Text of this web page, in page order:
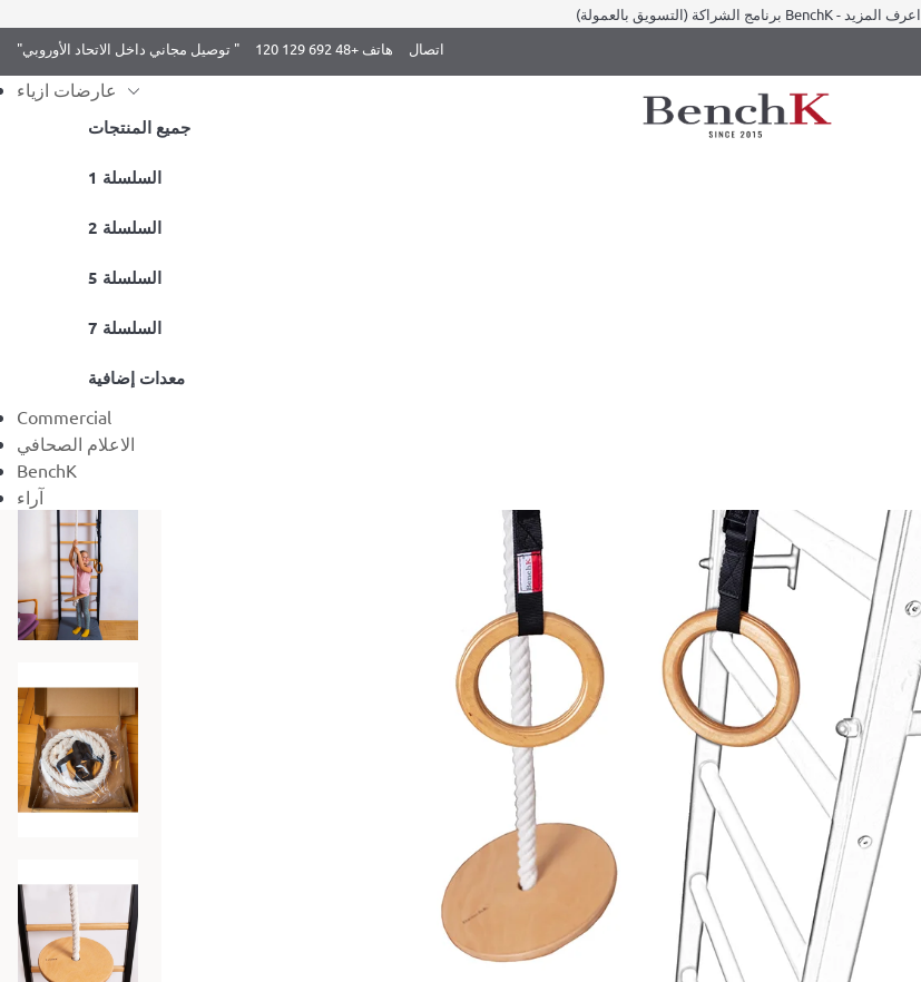
برنامج الشراكة (التسويق بالعمولة) BenchK - اعرف المزيد
"توصيل مجاني داخل الاتحاد الأوروبي "
هاتف +48 692 129 120 اتصال
عارضات ازياء
جميع المنتجات
1 السلسلة
2 السلسلة
5 السلسلة
7 السلسلة
معدات إضافية
Commercial
الاعلام الصحافي
BenchK
آراء